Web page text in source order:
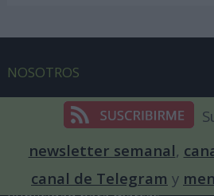
NOSOTROS
Equipo de redacción
DiaInternacionalde en los medios
newsletter semanal,
canal de Telegram y